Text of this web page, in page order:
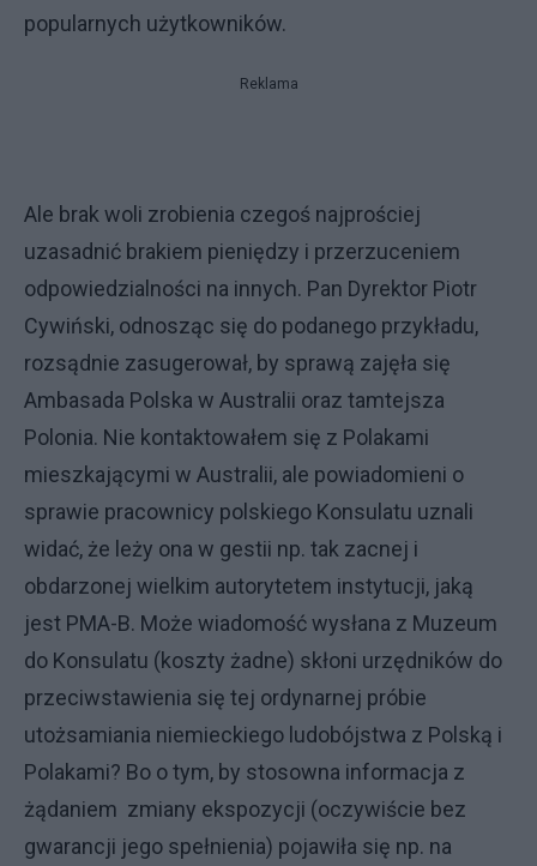
popularnych użytkowników.
Reklama
Ale brak woli zrobienia czegoś najprościej
uzasadnić brakiem pieniędzy i przerzuceniem
odpowiedzialności na innych. Pan Dyrektor Piotr
Cywiński, odnosząc się do podanego przykładu,
rozsądnie zasugerował, by sprawą zajęła się
Ambasada Polska w Australii oraz tamtejsza
Polonia. Nie kontaktowałem się z Polakami
mieszkającymi w Australii, ale powiadomieni o
sprawie pracownicy polskiego Konsulatu uznali
widać, że leży ona w gestii np. tak zacnej i
obdarzonej wielkim autorytetem instytucji, jaką
jest PMA-B. Może wiadomość wysłana z Muzeum
do Konsulatu (koszty żadne) skłoni urzędników do
przeciwstawienia się tej ordynarnej próbie
utożsamiania niemieckiego ludobójstwa z Polską i
Polakami? Bo o tym, by stosowna informacja z
żądaniem zmiany ekspozycji (oczywiście bez
gwarancji jego spełnienia) pojawiła się np. na